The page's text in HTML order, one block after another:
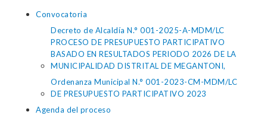
Convocatoria
Decreto de Alcaldía N.° 001-2025-A-MDM/LC
PROCESO DE PRESUPUESTO PARTICIPATIVO
BASADO EN RESULTADOS PERIODO 2026 DE LA
MUNICIPALIDAD DISTRITAL DE MEGANTONI,
Ordenanza Municipal N.° 001-2023-CM-MDM/LC
DE PRESUPUESTO PARTICIPATIVO 2023
Agenda del proceso